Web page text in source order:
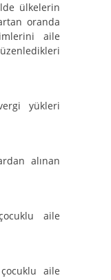
ülkelerin
oranda
aile
yükleri
alınan
aile
aile